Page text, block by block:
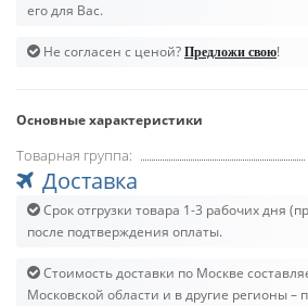
его для Вас.
Не согласен с ценой? Предложи свою!
Основные характеристики
Товарная группа:
Доставка
Срок отгрузки товара 1-3 рабочих дня
после подтверждения оплаты.
Стоимость доставки по Москве
Московской области и в другие регионы –